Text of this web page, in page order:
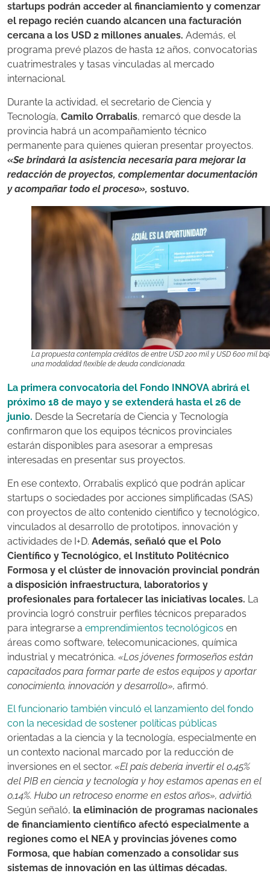
startups podrán acceder al financiamiento y comenzar
el repago recién cuando alcancen una facturación
cercana a los USD 2 millones anuales. Además, el
programa prevé plazos de hasta 12 años, convocatorias
cuatrimestrales y tasas vinculadas al mercado
internacional.
Durante la actividad, el secretario de Ciencia y
Tecnología, Camilo Orrabalis, remarcó que desde la
provincia habrá un acompañamiento técnico
permanente para quienes quieran presentar proyectos.
«Se brindará la asistencia necesaria para mejorar la
redacción de proyectos, complementar documentación
y acompañar todo el proceso», sostuvo.
La propuesta contempla créditos de entre USD 200 mil y USD 600 mil
una modalidad flexible de deuda condicionada.
La primera convocatoria del Fondo INNOVA abrirá el
próximo 18 de mayo y se extenderá hasta el 26 de
junio. Desde la Secretaría de Ciencia y Tecnología
confirmaron que los equipos técnicos provinciales
estarán disponibles para asesorar a empresas
interesadas en presentar sus proyectos.
En ese contexto, Orrabalis explicó que podrán aplicar
startups o sociedades por acciones simplificadas (SAS)
con proyectos de alto contenido científico y tecnológico,
vinculados al desarrollo de prototipos, innovación y
actividades de I+D. Además, señaló que el Polo
Científico y Tecnológico, el Instituto Politécnico
Formosa y el clúster de innovación provincial pondrán
a disposición infraestructura, laboratorios y
profesionales para fortalecer las iniciativas locales. La
provincia logró construir perfiles técnicos preparados
para integrarse a emprendimientos tecnológicos en
áreas como software, telecomunicaciones, química
industrial y mecatrónica. «Los jóvenes formoseños están
capacitados para formar parte de estos equipos y aportar
conocimiento, innovación y desarrollo», afirmó.
El funcionario también vinculó el lanzamiento del fondo
con la necesidad de sostener políticas públicas
orientadas a la ciencia y la tecnología, especialmente en
un contexto nacional marcado por la reducción de
inversiones en el sector. «El país debería invertir el 0,45%
del PIB en ciencia y tecnología y hoy estamos apenas en el
0,14%. Hubo un retroceso enorme en estos años», advirtió.
Según señaló, la eliminación de programas nacionales
de financiamiento científico afectó especialmente a
regiones como el NEA y provincias jóvenes como
Formosa, que habían comenzado a consolidar sus
sistemas de innovación en las últimas décadas.